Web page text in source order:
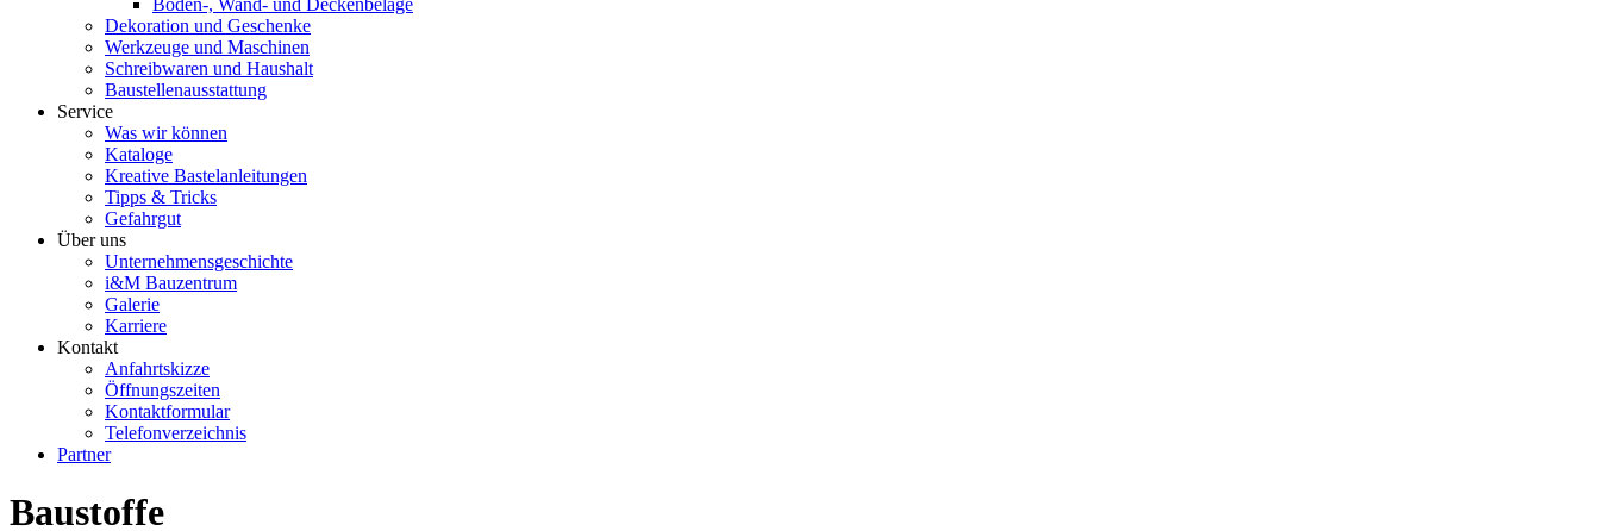
Boden-, Wand- und Deckenbeläge
Dekoration und Geschenke
Werkzeuge und Maschinen
Schreibwaren und Haushalt
Baustellenausstattung
Service
Was wir können
Kataloge
Kreative Bastelanleitungen
Tipps & Tricks
Gefahrgut
Über uns
Unternehmensgeschichte
i&M Bauzentrum
Galerie
Karriere
Kontakt
Anfahrtskizze
Öffnungszeiten
Kontaktformular
Telefonverzeichnis
Partner
Baustoffe